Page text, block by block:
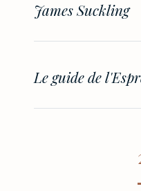
James Suckling
Le guide de